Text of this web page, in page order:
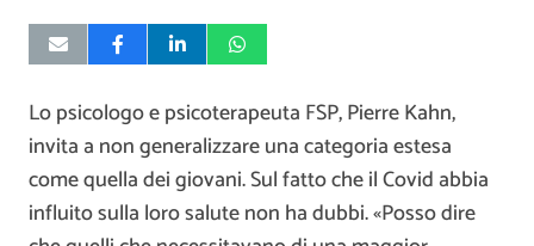
Lo psicologo e psicoterapeuta FSP, Pierre Kahn,
invita a non generalizzare una categoria estesa
come quella dei giovani. Sul fatto che il Covid abbia
influito sulla loro salute non ha dubbi. «Posso dire